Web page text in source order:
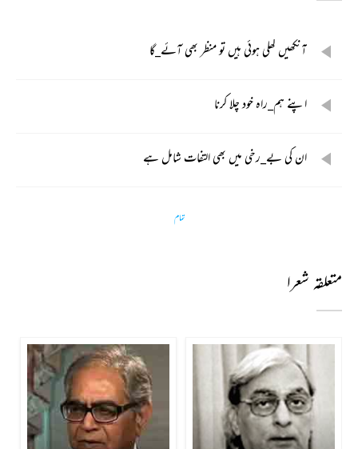
آنکھیں کھلی ہوئی ہیں تو منظر بھی آئے_گا
اپنے ہم_راہ خود چلا کرنا
ان کی بے_رخی میں بھی التفات شامل ہے
تمام
متعلقہ شعرا